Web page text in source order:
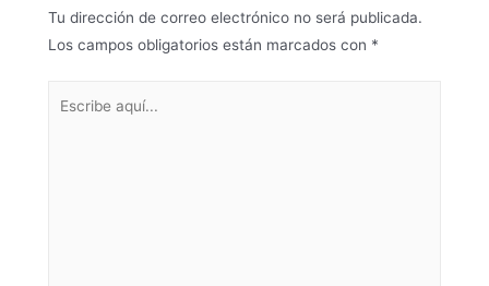
Tu dirección de correo electrónico no será publicada.
Los campos obligatorios están marcados con *